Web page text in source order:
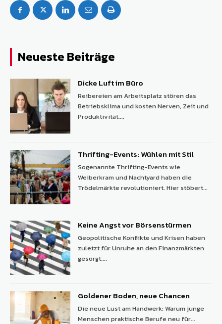
Neueste Beiträge
Dicke Luft im Büro
Reibereien am Arbeitsplatz stören das
Betriebsklima und kosten Nerven, Zeit und
Produktivität....
Thrifting-Events: Wühlen mit Stil
Sogenannte Thrifting-Events wie
Weiberkram und Nachtyard haben die
Trödelmärkte revolutioniert. Hier stöbert...
Keine Angst vor Börsenstürmen
Geopolitische Konflikte und Krisen haben
zuletzt für Unruhe an den Finanzmärkten
gesorgt....
Goldener Boden, neue Chancen
Die neue Lust am Handwerk: Warum junge
Menschen praktische Berufe neu für...